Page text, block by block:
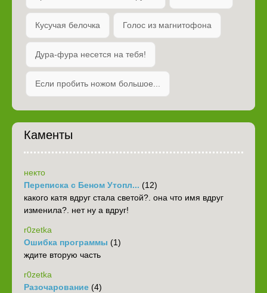
Кусучая белочка Голос из магнитофона
Дура-фура несется на тебя!
Если пробить ножом большое...
Каменты
некто
Переписка с Беном Утопл... (12)
какого катя вдруг стала светой?. она что имя вдруг
изменила?. нет ну а вдруг!
r0zetka
Ошибка программы (1)
ждите вторую часть
r0zetka
Разочарование (4)